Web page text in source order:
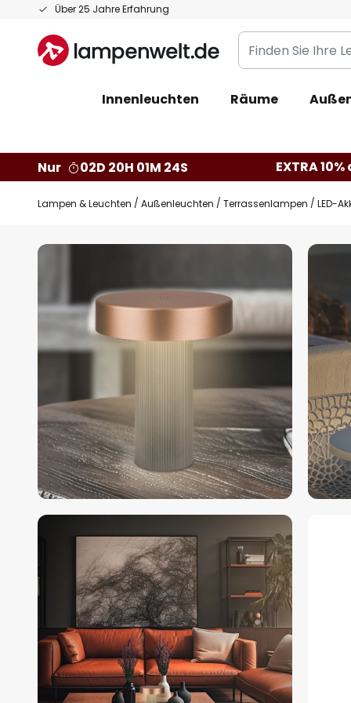
Über 25 Jahre Erfahrung
Zum
springen
Finden
Sie
Leuchte...
Innenleuchten Räume
Nur 02D 20H 01M 23S EXTRA
Lampen & Leuchten Außenleuchten Terrassenlampen LED-
Zum
Bildgalerie
springen